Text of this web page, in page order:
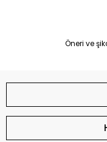
Öneri ve